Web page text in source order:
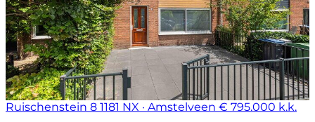
Ruischenstein 8 1181 NX · Amstelveen € 795.000 k.k.